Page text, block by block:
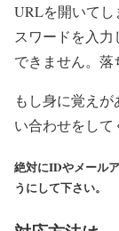
URLを開いて
スワードを入
できません。落
もし身に覚え
い合わせをして
絶対にIDやメール
うにして下さい。